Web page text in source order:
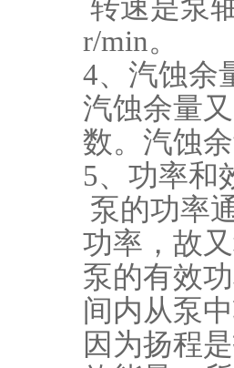
转速是泵
r/min。
4、汽蚀余
汽蚀余量
数。汽蚀
5、功率和
泵的功率
功率，故
泵的有效
间内从泵
因为扬程